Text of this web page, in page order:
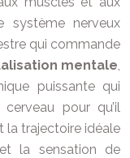
système nerveux
qui commande
mentale,
puissante qui
pour qu’il
la trajectoire idéale
la sensation de